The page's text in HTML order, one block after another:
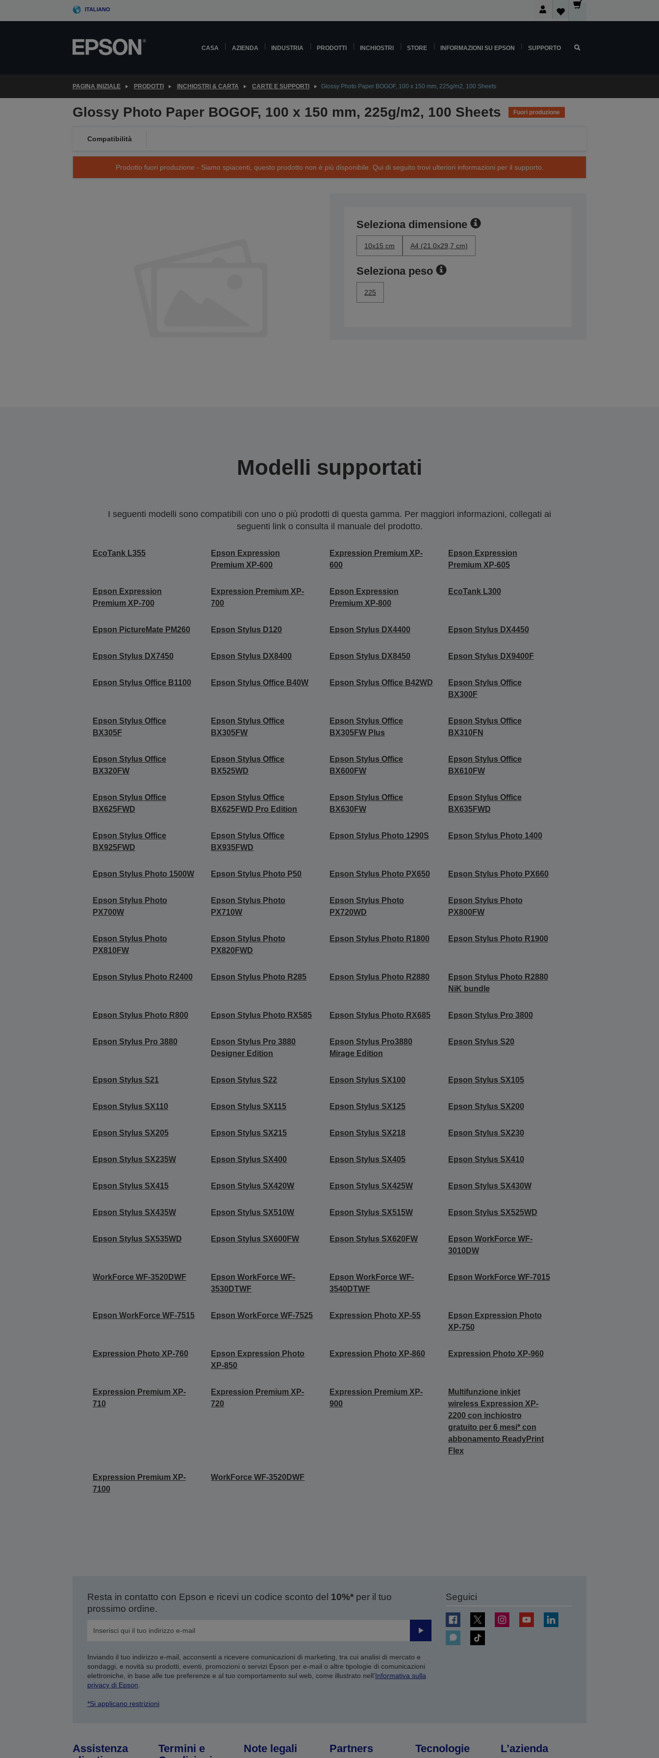
ITALIANO
CASA AZIENDA INDUSTRIA PRODOTTI INCHIOSTRI STORE INFORMAZIONI SU EPSON SUPPORTO
PAGINA INIZIALE PRODOTTI INCHIOSTRI & CARTA CARTE E SUPPORTI Glossy Photo Paper BOGOF, 100 x 150 mm, 225g/m2, 100 Sheets
Glossy Photo Paper BOGOF, 100 x 150 mm, 225g/m2, 100 Sheets Fuori produzione
Compatibilità
Prodotto fuori produzione - Siamo spiacenti, questo prodotto non è più disponibile. Qui di seguito trovi ulteriori informazioni per il supporto.
Seleziona dimensione
10x15 cm A4 (21.0x29,7 cm)
Seleziona peso
225
Modelli supportati
I seguenti modelli sono compatibili con uno o più prodotti di questa gamma. Per maggiori informazioni, collegati ai
seguenti link o consulta il manuale del prodotto.
EcoTank L355
Epson Expression
Premium XP-600
Expression Premium XP-
600
Epson Expression
Premium XP-605
Epson Expression
Premium XP-700
Expression Premium XP-
700
Epson Expression
Premium XP-800
EcoTank L300
Epson PictureMate PM260 Epson Stylus D120 Epson Stylus DX4400 Epson Stylus DX4450
Epson Stylus DX7450 Epson Stylus DX8400 Epson Stylus DX8450 Epson Stylus DX9400F
Epson Stylus Office B1100 Epson Stylus Office B40W Epson Stylus Office B42WD
Epson Stylus Office
BX300F
Epson Stylus Office
BX305F
Epson Stylus Office
BX305FW
Epson Stylus Office
BX305FW Plus
Epson Stylus Office
BX310FN
Epson Stylus Office
BX320FW
Epson Stylus Office
BX525WD
Epson Stylus Office
BX600FW
Epson Stylus Office
BX610FW
Epson Stylus Office
BX625FWD
Epson Stylus Office
BX625FWD Pro Edition
Epson Stylus Office
BX630FW
Epson Stylus Office
BX635FWD
Epson Stylus Office
BX925FWD
Epson Stylus Office
BX935FWD
Epson Stylus Photo 1290S Epson Stylus Photo 1400
Epson Stylus Photo 1500W Epson Stylus Photo P50 Epson Stylus Photo PX650 Epson Stylus Photo PX660
Epson Stylus Photo
PX700W
Epson Stylus Photo
PX710W
Epson Stylus Photo
PX720WD
Epson Stylus Photo
PX800FW
Epson Stylus Photo
PX810FW
Epson Stylus Photo
PX820FWD
Epson Stylus Photo R1800 Epson Stylus Photo R1900
Epson Stylus Photo R2400 Epson Stylus Photo R285 Epson Stylus Photo R2880
Epson Stylus Photo R2880
NiK bundle
Epson Stylus Photo R800 Epson Stylus Photo RX585 Epson Stylus Photo RX685 Epson Stylus Pro 3800
Epson Stylus Pro 3880
Epson Stylus Pro 3880
Designer Edition
Epson Stylus Pro3880
Mirage Edition
Epson Stylus S20
Epson Stylus S21 Epson Stylus S22 Epson Stylus SX100 Epson Stylus SX105
Epson Stylus SX110 Epson Stylus SX115 Epson Stylus SX125 Epson Stylus SX200
Epson Stylus SX205 Epson Stylus SX215 Epson Stylus SX218 Epson Stylus SX230
Epson Stylus SX235W Epson Stylus SX400 Epson Stylus SX405 Epson Stylus SX410
Epson Stylus SX415 Epson Stylus SX420W Epson Stylus SX425W Epson Stylus SX430W
Epson Stylus SX435W Epson Stylus SX510W Epson Stylus SX515W Epson Stylus SX525WD
Epson Stylus SX535WD Epson Stylus SX600FW Epson Stylus SX620FW
Epson WorkForce WF-
3010DW
WorkForce WF-3520DWF
Epson WorkForce WF-
3530DTWF
Epson WorkForce WF-
3540DTWF
Epson WorkForce WF-7015
Epson WorkForce WF-7515 Epson WorkForce WF-7525 Expression Photo XP-55
Epson Expression Photo
XP-750
Expression Photo XP-760
Epson Expression Photo
XP-850
Expression Photo XP-860 Expression Photo XP-960
Expression Premium XP-
710
Expression Premium XP-
720
Expression Premium XP-
900
Multifunzione inkjet
wireless Expression XP-
2200 con inchiostro
gratuito per 6 mesi* con
abbonamento ReadyPrint
Flex
Expression Premium XP-
7100
WorkForce WF-3520DWF
Resta in contatto con Epson e ricevi un codice sconto del 10%*per il tuo
prossimo ordine.
Invia
Inviando il tuo indirizzo e-mail, acconsenti a ricevere comunicazioni di marketing, tra cui analisi di mercato e
sondaggi, e novità su prodotti, eventi, promozioni o servizi Epson per e-mail o altre tipologie di comunicazioni
elettroniche, in base alle tue preferenze e al tuo comportamento sul web, come illustrato nell’Informativa sulla
privacy di Epson
*Si applicano restrizioni
Seguici
Assistenza
Termini e
Note legali Partners Tecnologie L’azienda